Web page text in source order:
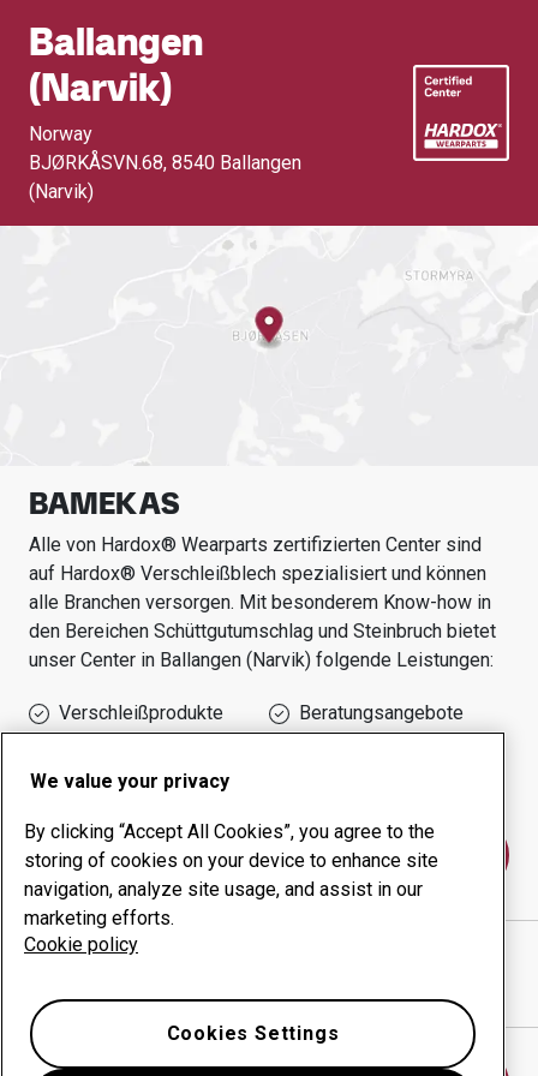
Ballangen
(narvik)
Norway
BJØRKÅSVN.68, 8540 Ballangen
(Narvik)
BAMEK AS
Alle von Hardox® Wearparts zertifizierten Center sind
auf Hardox® Verschleißblech spezialisiert und können
alle Branchen versorgen. Mit besonderem Know-how in
den Bereichen Schüttgutumschlag und Steinbruch bietet
unser Center in Ballangen (narvik) folgende Leistungen:
Verschleißprodukte
Beratungsangebote
Betriebszeit
Kontakt
BAMEK AS
We value your privacy
By clicking “Accept All Cookies”, you agree to the
storing of cookies on your device to enhance site
navigation, analyze site usage, and assist in our
marketing efforts.
Cookie policy
Cookies Settings